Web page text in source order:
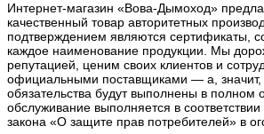
Интернет-магазин «Вова-Дымоход»
качественный товар авторитетных
подтверждением являются сертификаты,
каждое наименование продукции. Мы
репутацией, ценим своих клиентов и
официальными поставщиками — а, значит,
обязательства будут выполнены в полном
обслуживание выполняется в
закона «О защите прав потребителей» в